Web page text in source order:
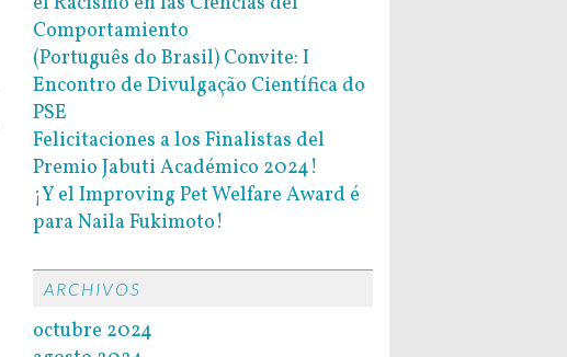
Comportamiento
(Português do Brasil) Convite: I
Encontro de Divulgação Científica do
PSE
Felicitaciones a los Finalistas del
Premio Jabuti Académico 2024!
¡Y el Improving Pet Welfare Award é
para Naila Fukimoto!
ARCHIVOS
octubre 2024